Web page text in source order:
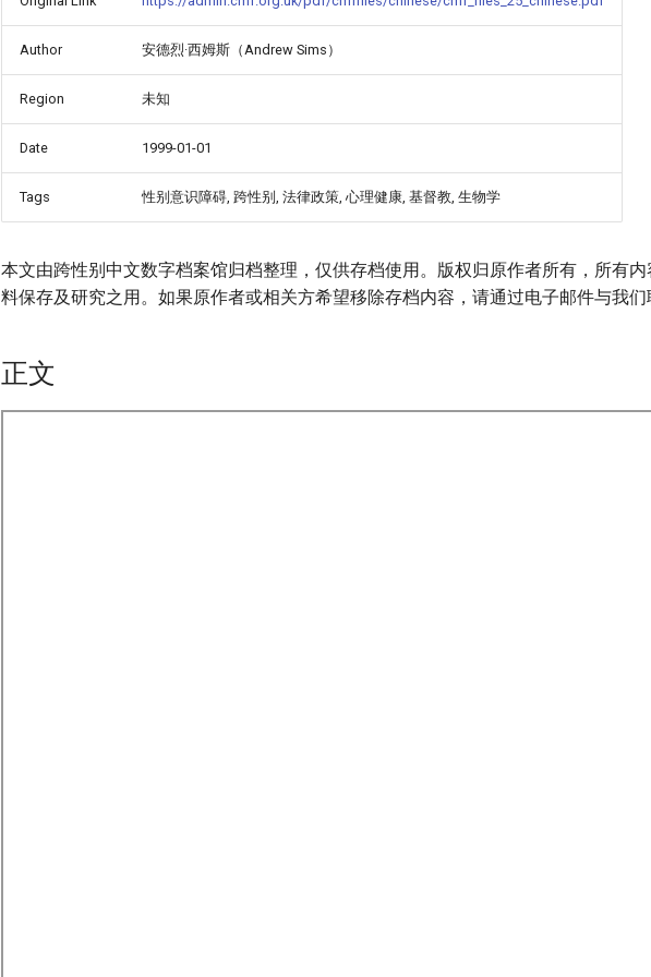
Author 安德烈·西姆斯（Andrew Sims）
Region 未知
Date 1999-01-01
Tags 性别意识障碍, 跨性别, 法律政策, 心理健康, 基督教, 生物学
本文由跨性别中文数字档案馆归档整理，仅供存档使用。版权归原作者所有，所有
料保存及研究之用。如果原作者或相关方希望移除存档内容，请通过电子邮件与我们
正文